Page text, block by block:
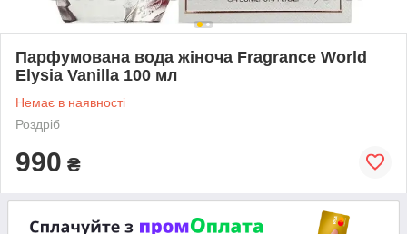
Парфумована вода жіноча Fragrance World
Elysia Vanilla 100 мл
Немає в наявності
Роздріб
990 ₴